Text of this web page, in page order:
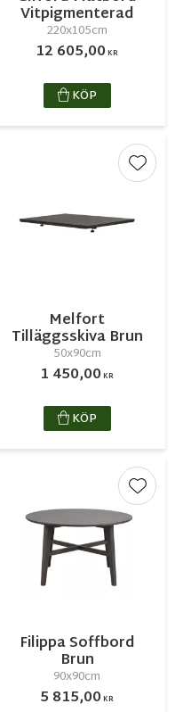
Vitpigmenterad
220x105cm
12 605,00KR
KÖP
i favoriter
Melfort
Tilläggsskiva Brun
50x90cm
1 450,00KR
Lägg
KÖP
i favoriter
Filippa Soffbord
Brun
90x90cm
5 815,00KR
Lägg